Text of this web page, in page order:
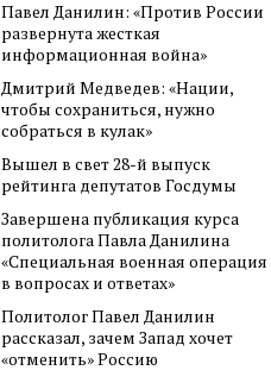
Павел Данилин: «Против России
развернута жесткая
информационная война»
Дмитрий Медведев: «Нации,
чтобы сохраниться, нужно
собраться в кулак»
Вышел в свет 28-й выпуск
рейтинга депутатов Госдумы
Завершена публикация курса
политолога Павла Данилина
«Специальная военная операция
в вопросах и ответах»
Политолог Павел Данилин
рассказал, зачем Запад хочет
«отменить» Россию